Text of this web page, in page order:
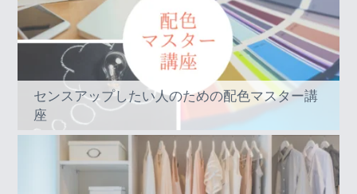
センスアップしたい人のための配色マスター講
座